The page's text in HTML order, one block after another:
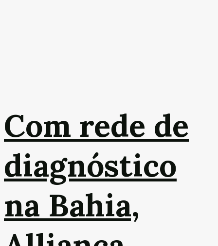
Com rede de
diagnóstico
na Bahia,